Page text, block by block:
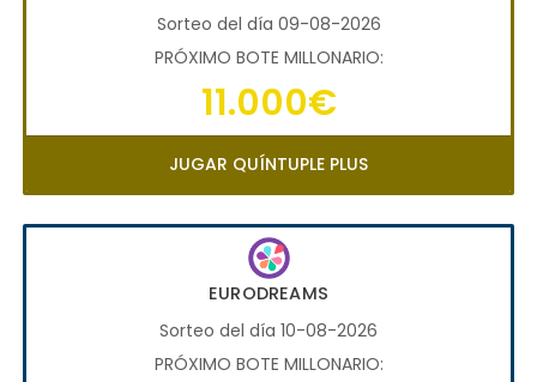
Sorteo del día 09-08-2026
PRÓXIMO BOTE MILLONARIO:
11.000€
JUGAR QUÍNTUPLE PLUS
EURODREAMS
Sorteo del día 10-08-2026
PRÓXIMO BOTE MILLONARIO: